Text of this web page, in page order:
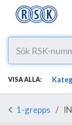
VISA ALLA:
1-grepps